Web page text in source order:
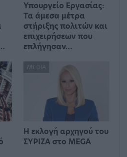
Υπουργείο Εργασίας:
Τα άμεσα μέτρα
στήριξης πολιτών και
επιχειρήσεων που
επλήγησαν…
MEDIA
Η εκλογή αρχηγού του
ΣΥΡΙΖΑ στο MEGA